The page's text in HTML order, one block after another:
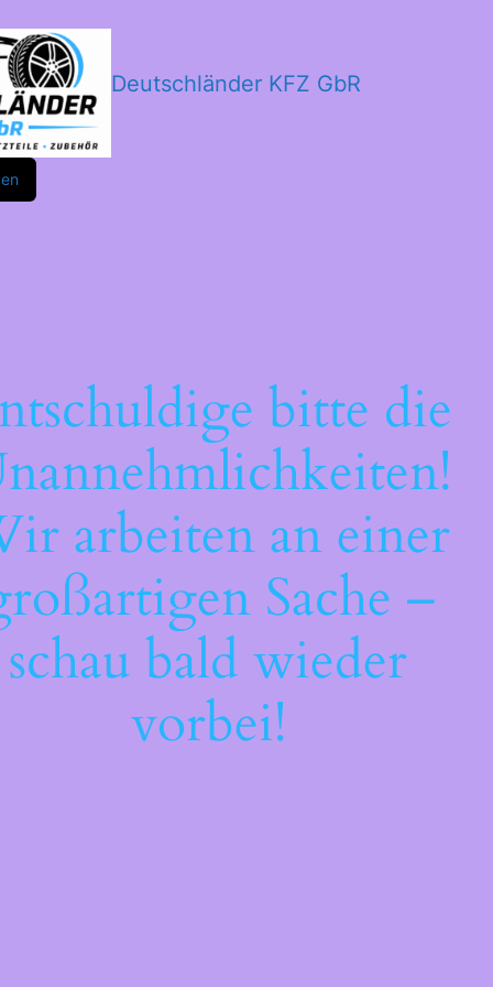
Deutschländer KFZ GbR
bitte die
arbeiten an einer
Sache –
schau bald wieder
vorbei!